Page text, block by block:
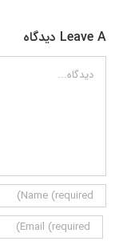
Leave A دیدگاه
دیدگاه